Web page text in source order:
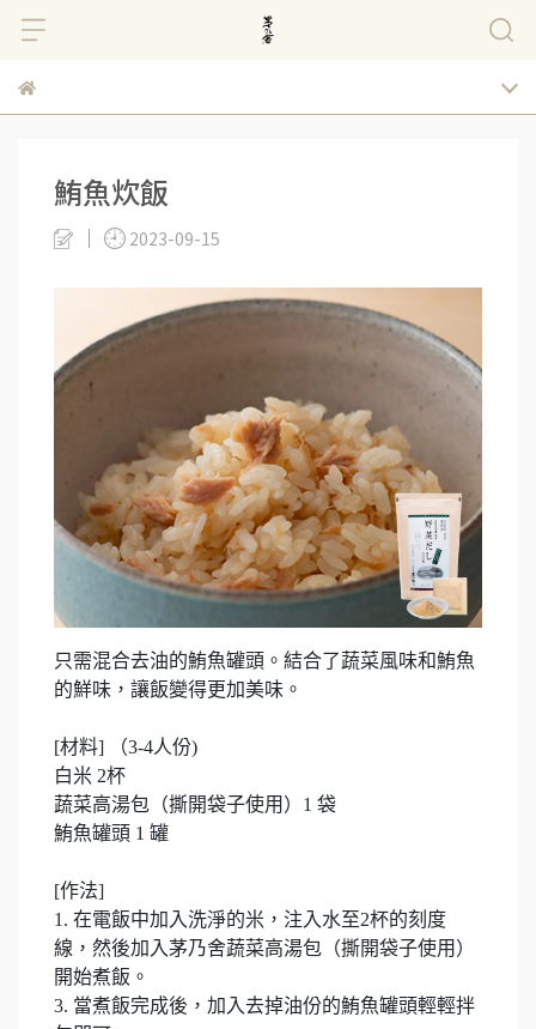
鮪魚炊飯
2023-09-15
只需混合去油的鮪魚罐頭。結合了蔬菜風味和鮪魚
的鮮味，讓飯變得更加美味。
[材料] （3-4人份)
白米 2杯
蔬菜高湯包（撕開袋子使用）1 袋
鮪魚罐頭 1 罐
[作法]
1. 在電飯中加入洗淨的米，注入水至2杯的刻度
線，然後加入茅乃舍蔬菜高湯包（撕開袋子使用）
開始煮飯。
3. 當煮飯完成後，加入去掉油份的鮪魚罐頭輕輕拌